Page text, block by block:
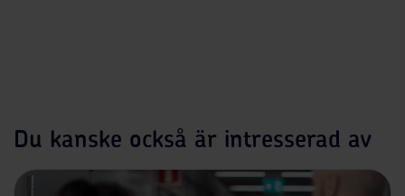
Du kanske också är intresserad av